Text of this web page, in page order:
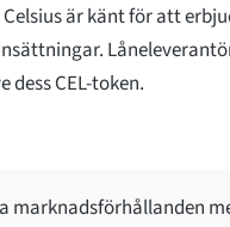
är känt för att
CEL-token.
marknadsförhållanden